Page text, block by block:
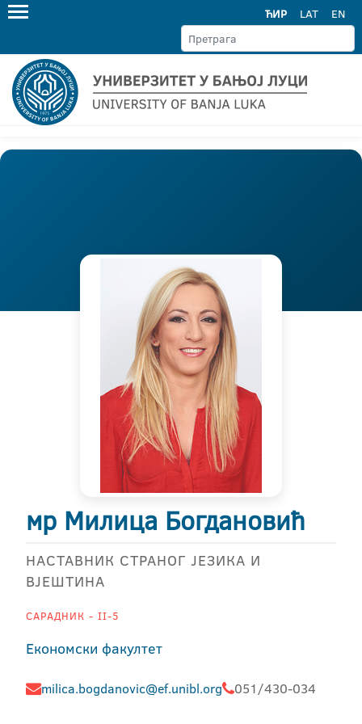
ЋИР LAT EN
мр Милица Богдановић
НАСТАВНИК СТРАНОГ ЈЕЗИКА И
ВЈЕШТИНА
САРАДНИК - II-5
Економски факултет
milica.bogdanovic@ef.unibl.org 051/430-034